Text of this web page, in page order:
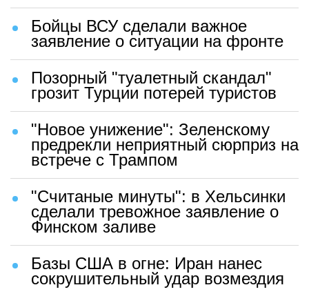
Бойцы ВСУ сделали важное
заявление о ситуации на фронте
Позорный "туалетный скандал"
грозит Турции потерей туристов
"Новое унижение": Зеленскому
предрекли неприятный сюрприз на
встрече с Трампом
"Считаные минуты": в Хельсинки
сделали тревожное заявление о
Финском заливе
Базы США в огне: Иран нанес
сокрушительный удар возмездия